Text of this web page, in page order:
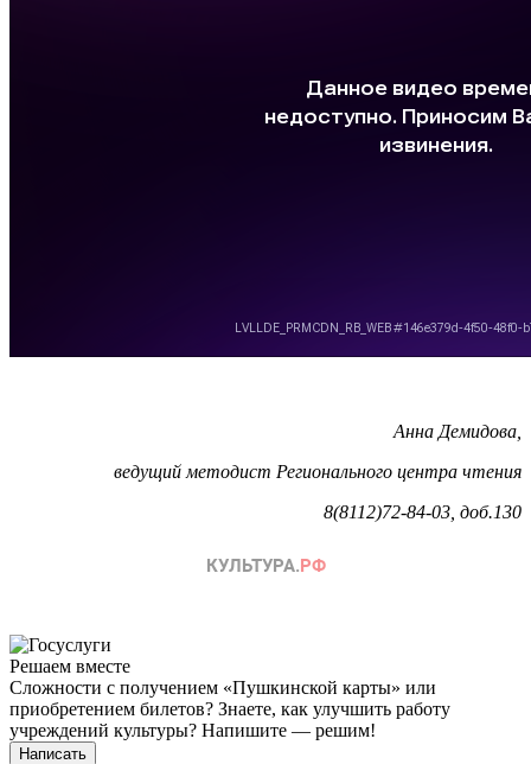
Анна Демидова,
ведущий методист Регионального центра чтения
8(8112)72-84-03, доб.130
Решаем вместе
Сложности с получением «Пушкинской карты» или
приобретением билетов? Знаете, как улучшить работу
учреждений культуры? Напишите — решим!
Написать